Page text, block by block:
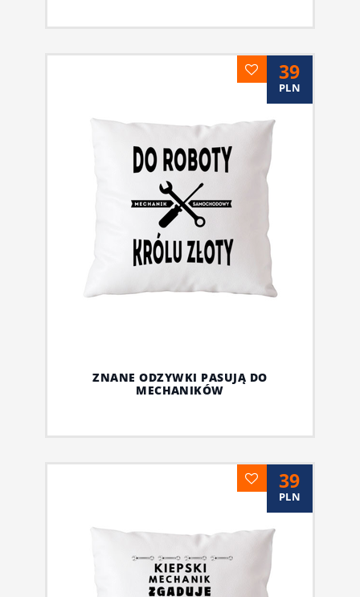
39
PLN
ZNANE ODZYWKI PASUJĄ DO
MECHANIKÓW
39
PLN